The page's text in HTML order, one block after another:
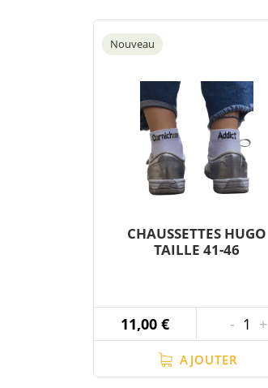
Nouveau
CHAUSSETTES HUGO
TAILLE 41-46
11,00 € - 1 +
AJOUTER